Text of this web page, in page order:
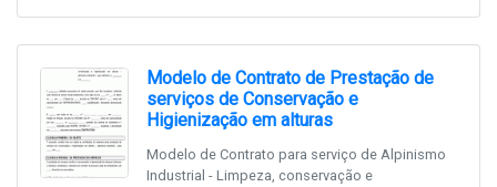
Modelo de Contrato de Prestação de
serviços de Conservação e
Higienização em alturas
Modelo de Contrato para serviço de Alpinismo
Industrial - Limpeza, conservação e